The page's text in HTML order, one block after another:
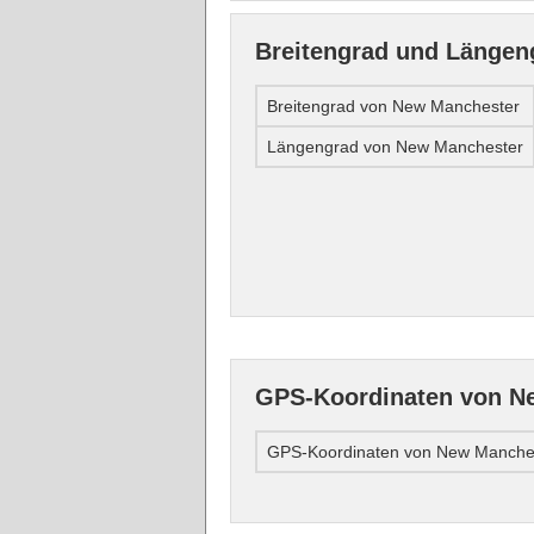
Breitengrad und
Breitengrad von New Manchester
Längengrad von New Manchester
GPS-Koordinaten von
GPS-Koordinaten von New